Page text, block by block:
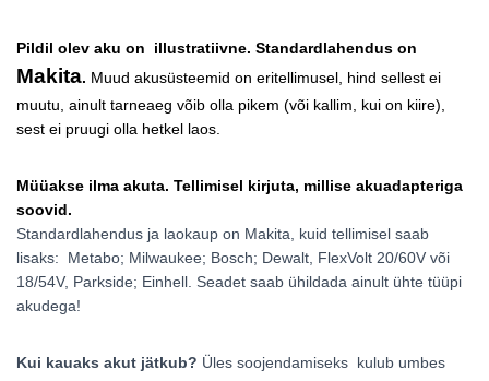
Pildil olev aku on illustratiivne. Standardlahendus on
Makita. Muud akusüsteemid on eritellimusel, hind sellest ei
muutu, ainult tarneaeg võib olla pikem (või kallim, kui on kiire),
sest ei pruugi olla hetkel laos.
Müüakse ilma akuta. Tellimisel kirjuta, millise akuadapteriga
soovid.
Standardlahendus ja laokaup on Makita, kuid tellimisel saab
lisaks: Metabo; Milwaukee; Bosch; Dewalt, FlexVolt 20/60V või
18/54V, Parkside; Einhell. Seadet saab ühildada ainult ühte tüüpi
akudega!
Kui kauaks akut jätkub? Üles soojendamiseks kulub umbes